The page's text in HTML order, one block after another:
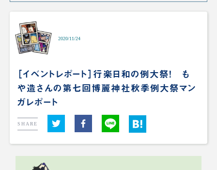
2020/11/24
［イベントレポート］行楽日和の例大祭！ も
や造さんの第七回博麗神社秋季例大祭マン
ガレポート
SHARE